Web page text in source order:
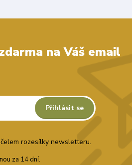
na Váš email
Přihlásit se
rozesílky newsletteru.
za 14 dní.